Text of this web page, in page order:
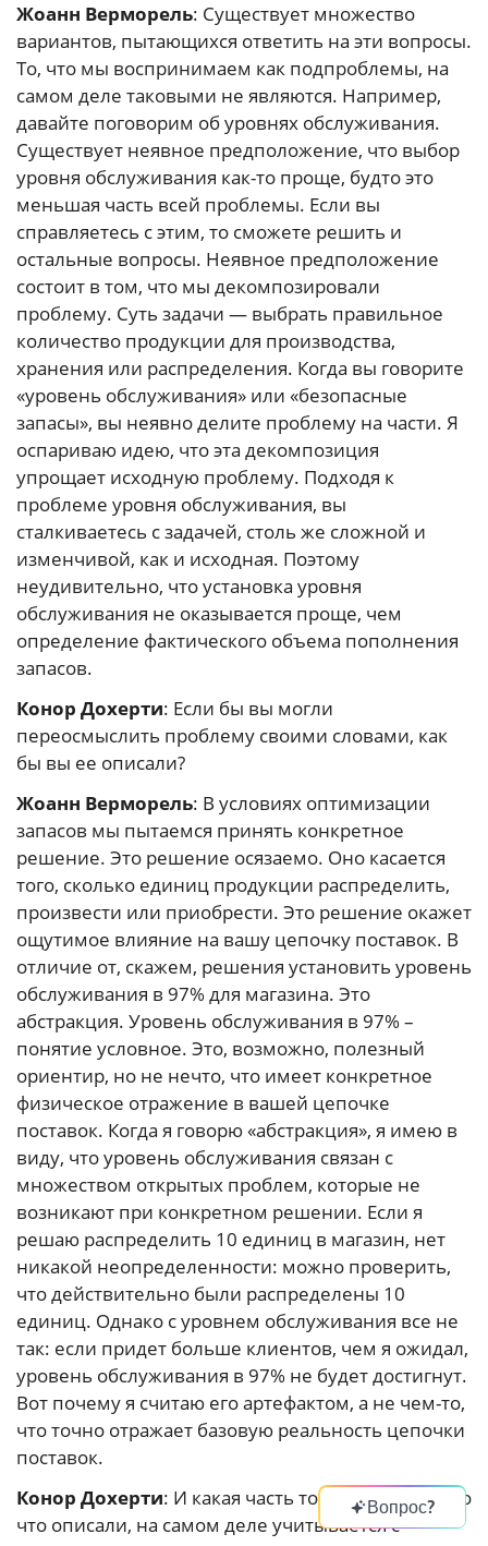
Жоанн Верморель: Существует множество
вариантов, пытающихся ответить на эти вопросы.
То, что мы воспринимаем как подпроблемы, на
самом деле таковыми не являются. Например,
давайте поговорим об уровнях обслуживания.
Существует неявное предположение, что выбор
уровня обслуживания как-то проще, будто это
меньшая часть всей проблемы. Если вы
справляетесь с этим, то сможете решить и
остальные вопросы. Неявное предположение
состоит в том, что мы декомпозировали
проблему. Суть задачи — выбрать правильное
количество продукции для производства,
хранения или распределения. Когда вы говорите
«уровень обслуживания» или «безопасные
запасы», вы неявно делите проблему на части. Я
оспариваю идею, что эта декомпозиция
упрощает исходную проблему. Подходя к
проблеме уровня обслуживания, вы
сталкиваетесь с задачей, столь же сложной и
изменчивой, как и исходная. Поэтому
неудивительно, что установка уровня
обслуживания не оказывается проще, чем
определение фактического объема пополнения
запасов.
Конор Дохерти: Если бы вы могли
переосмыслить проблему своими словами, как
бы вы ее описали?
Жоанн Верморель: В условиях оптимизации
запасов мы пытаемся принять конкретное
решение. Это решение осязаемо. Оно касается
того, сколько единиц продукции распределить,
произвести или приобрести. Это решение окажет
ощутимое влияние на вашу цепочку поставок. В
отличие от, скажем, решения установить уровень
обслуживания в 97% для магазина. Это
абстракция. Уровень обслуживания в 97% –
понятие условное. Это, возможно, полезный
ориентир, но не нечто, что имеет конкретное
физическое отражение в вашей цепочке
поставок. Когда я говорю «абстракция», я имею в
виду, что уровень обслуживания связан с
множеством открытых проблем, которые не
возникают при конкретном решении. Если я
решаю распределить 10 единиц в магазин, нет
никакой неопределенности: можно проверить,
что действительно были распределены 10
единиц. Однако с уровнем обслуживания все не
так: если придет больше клиентов, чем я ожидал,
уровень обслуживания в 97% не будет достигнут.
Вот почему я считаю его артефактом, а не чем-то,
что точно отражает базовую реальность цепочки
поставок.
Конор Дохерти: И какая часть того, что вы только
что описали, на самом деле учитывается с
Вопрос?